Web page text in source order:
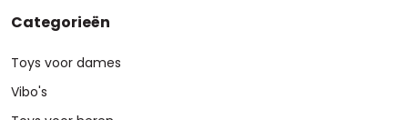
Categorieën
Toys voor dames
Vibo's